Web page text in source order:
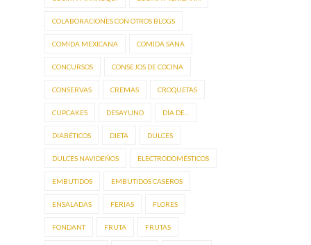
COLABORACIONES CON OTROS BLOGS
COMIDA MEXICANA COMIDA SANA
CONCURSOS CONSEJOS DE COCINA
CONSERVAS CREMAS CROQUETAS
CUPCAKES DESAYUNO DÍA DE...
DIABÉTICOS DIETA DULCES
DULCES NAVIDEÑOS ELECTRODOMÉSTICOS
EMBUTIDOS EMBUTIDOS CASEROS
ENSALADAS FERIAS FLORES
FONDANT FRUTA FRUTAS